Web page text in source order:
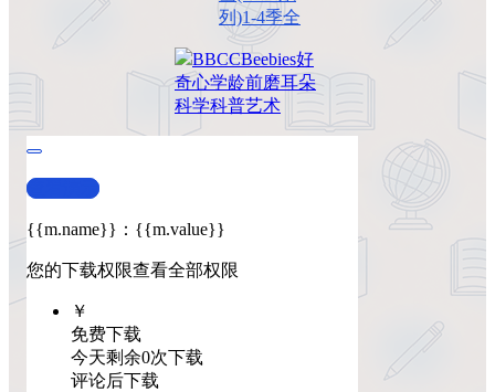
列)1-4季全
BBCCBeebies好
奇心学龄前磨耳朵
科学科普艺术
查看演示
{{m.name}} ： {{m.value}}
您的下载权限查看全部权限
￥
免费下载
今天剩余0次下载
评论后下载